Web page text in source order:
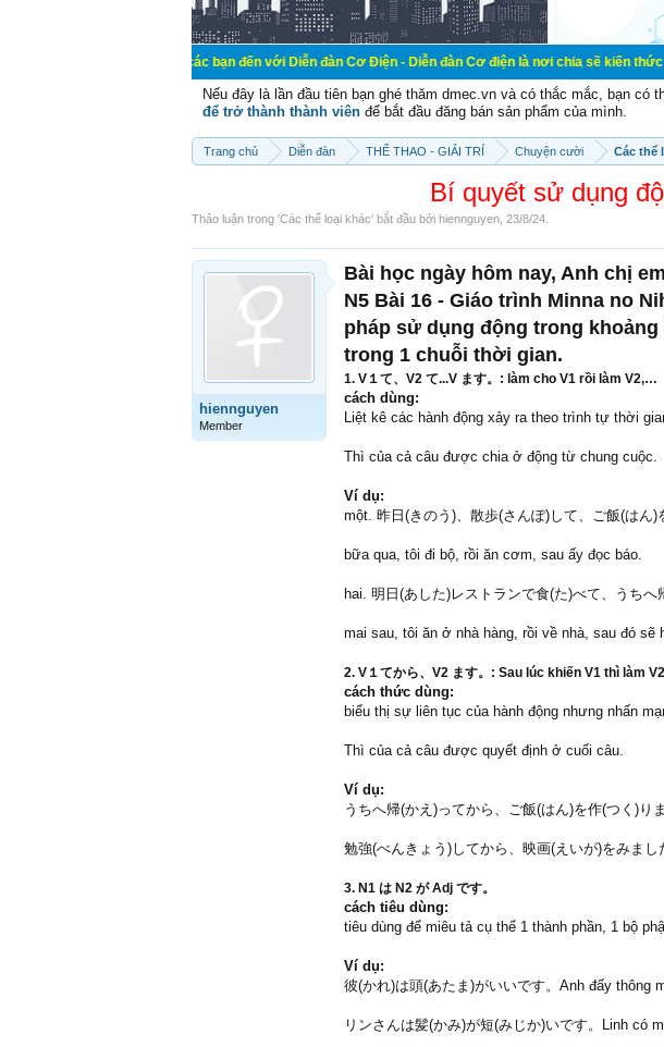
Chào mừng các bạn đến với Diễn đàn Cơ Điện - Diễn đàn Cơ điện là nơi chia sẽ kiến thức kinh
Nếu đây là lần đầu tiên bạn ghé thăm dmec.vn và có thắc mắc, bạn có
để trở thành thành viên để bắt đầu đăng bán sản phẩm của mình.
Trang chủ Diễn đàn THỂ THAO - GIẢI TRÍ Chuyện cười Các thể
Bí quyết sử dụng
Thảo luận trong 'Các thể loại khác' bắt đầu bởi hiennguyen 23/8/24
hiennguyen
Member
Bài học ngày hôm nay, Anh chị
N5 Bài 16 - Giáo trình Minna no
pháp sử dụng động trong
trong 1 chuỗi thời gian.
1. V１て、V2 て...V ます。: làm cho V1 rồi làm V2,…
cách dùng:
Liệt kê các hành động xảy ra theo trình tự thời
Thì của cả câu được chia ở động từ chung cuộc.
Ví dụ:
một. 昨日(きのう)、散歩(さんぽ)して、ご飯(はん)
bữa qua, tôi đi bộ, rồi ăn cơm, sau ấy đọc báo.
hai. 明日(あした)レストランで食(た)べて、うちへ
mai sau, tôi ăn ở nhà hàng, rồi về nhà, sau đó sẽ
2. V１てから、V2 ます。: Sau lúc khiến V1 thì làm V2
cách thức dùng:
biểu thị sự liên tục của hành động nhưng nhấn
Thì của cả câu được quyết định ở cuối câu.
Ví dụ:
うちへ帰(かえ)ってから、ご飯(はん)を作(つく)
勉強(べんきょう)してから、映画(えいが)をみま
3. N1 は N2 が Adj です。
cách tiêu dùng:
tiêu dùng để miêu tả cụ thể 1 thành phần, 1 bộ
Ví dụ:
彼(かれ)は頭(あたま)がいいです。Anh đấy thông
リンさんは髪(かみ)が短(みじか)いです。Linh có